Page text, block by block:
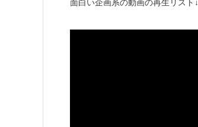
面白い企画系の動画の再生リスト↓